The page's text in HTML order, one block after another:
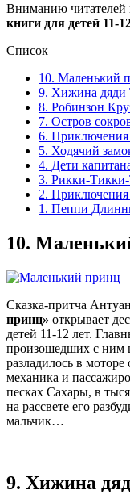
Вниманию читателей
книги для детей 11-
Список
10. Маленький
9. Хижина дяди
8. Робинзон
7. Остров
6. Приключения
5. Ходячий
4. Дети
3. Рикки-
2.
1. Пеппи
10.
Сказка-притча
принц» открывает
детей 11-12 лет.
произошедших с ним
разладилось в
механика и
песках Сахары, в
на рассвете его
мальчик…
9. Хижина